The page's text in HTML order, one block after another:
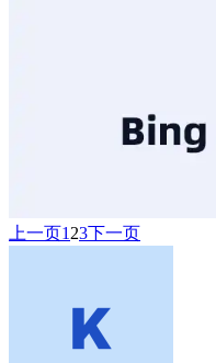
上一页1 23下一页